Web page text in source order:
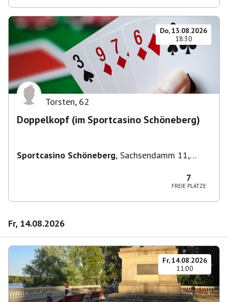
Do, 13.08.2026
18:30
Torsten, 62
Doppelkopf (im Sportcasino Schöneberg)
Sportcasino Schöneberg, Sachsendamm 11,
7
FREIE PLÄTZE
Fr, 14.08.2026
Fr, 14.08.2026
11:00